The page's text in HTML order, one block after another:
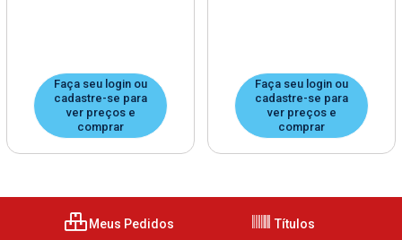
Faça seu login ou
cadastre-se para
ver preços e
comprar
Faça seu login ou
cadastre-se para
ver preços e
comprar
Meus Pedidos Títulos